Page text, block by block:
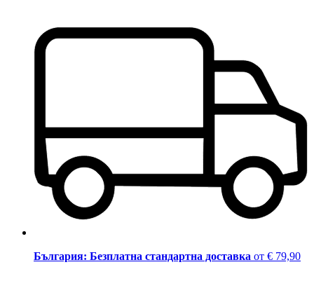
България: Безплатна стандартна доставка от € 79,90